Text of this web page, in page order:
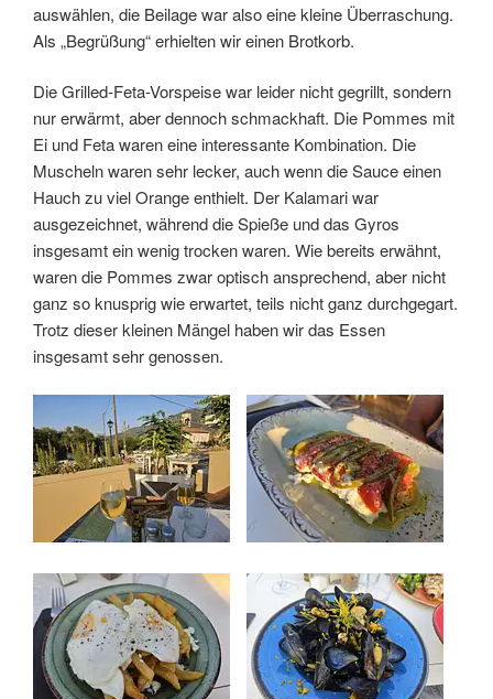
auswählen, die Beilage war also eine kleine Überraschung.
Als „Begrüßung“ erhielten wir einen Brotkorb.
Die Grilled-Feta-Vorspeise war leider nicht gegrillt, sondern
nur erwärmt, aber dennoch schmackhaft. Die Pommes mit
Ei und Feta waren eine interessante Kombination. Die
Muscheln waren sehr lecker, auch wenn die Sauce einen
Hauch zu viel Orange enthielt. Der Kalamari war
ausgezeichnet, während die Spieße und das Gyros
insgesamt ein wenig trocken waren. Wie bereits erwähnt,
waren die Pommes zwar optisch ansprechend, aber nicht
ganz so knusprig wie erwartet, teils nicht ganz durchgegart.
Trotz dieser kleinen Mängel haben wir das Essen
insgesamt sehr genossen.